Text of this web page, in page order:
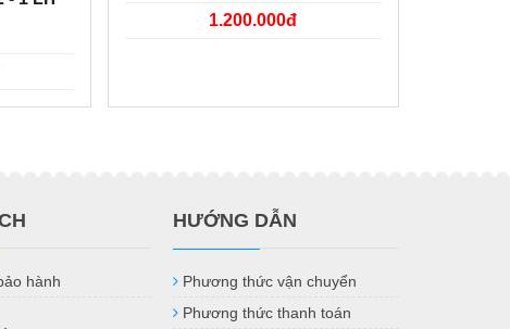
1.200.000đ
hành
HƯỚNG DẪN
Phương thức vận chuyển
Phương thức thanh toán